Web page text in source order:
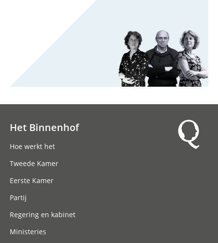
Het Binnenhof
Hoe werkt het
Tweede Kamer
Eerste Kamer
Partij
Regering en kabinet
Ministeries